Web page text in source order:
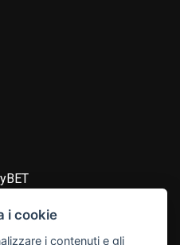
i cookie
i contenuti e gli